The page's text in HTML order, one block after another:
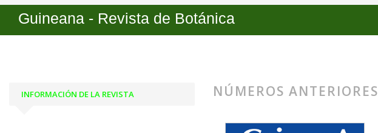
Guineana - Revista de Botánica
Inicio Archivos
NÚMEROS ANTERIORES
INFORMACIÓN DE LA REVISTA